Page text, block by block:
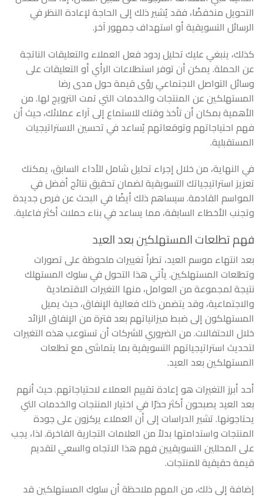
التحويل منخفضًا، فقد يُشير ذلك إلى الحاجة لإعادة النظر في
الرسائل التسويقية أو استهداف جمهور آخر.
كذلك، ينبغي عليك تحليل ردود فعل العملاء والتعليقات الناتجة
عن الحملة. يمكن أن توفر استطلاعات الرأي أو التعليقات على
وسائل التواصل الاجتماعي رؤى قيمة حول مدى رضا
المستهلكين عن المنتجات والخدمات التي تمت الترويج لها. من
الأهمية بمكان أن تأخذ وقتك للاستماع إلى آراء عملائك، حيث أن
فهم احتياجاتهم وتوقعاتهم يُساعد في تحسين الاستراتيجيات
المستقبلية.
في النهاية، من خلال إجراء تحليل شامل للأداء السابق، يمكنك
تعزيز استراتيجياتك التسويقية لضمان تحقيق نتائج أفضل في
المواسم القادمة. سيساهم ذلك أيضًا في البحث عن فرص جديدة
وتجنب الأخطاء السابقة، مما يساعد في بناء حملات أكثر فاعلية.
فهم تطلعات المستهلكين بعد العيد
بعد انتهاء موسم العيد، تطرأ تغييرات ملحوظة على تصورات
وتطلعات المستهلكين. يأتي هذا التحول في سلوك المستهلك
نتيجة لمجموعة من العوامل، منها التغيرات الاقتصادية
والاجتماعية، وقد يتضمن ذلك فعالية الإنفاق، حيث يميل
المستهلكون إلى ضبط ميزانياتهم بعد فترة من الإنفاق الزائد
خلال الاحتفالات. من الضروري للشركات أن تستوعب هذه التغيرات
لتحديث استراتيجياتهم التسويقية بما يتماشى مع تطلعات
المستهلكين بعد العيد.
أحد أبرز التغيرات هو إعادة تقييم العملاء لاحتياجاتهم. حيث أنهم
بعد العيد يصبحون أكثر حذرًا في اختيار المنتجات والخدمات التي
يحتاجونها. تشير الدراسات إلى أن العملاء يركزون على جودة
المنتجات واستدامتها بدلاً من العلامات التجارية الفاخرة. لذا، يجب
على المحللين التسويقيين فهم هذا الاتجاه والسعي لتقديم
قيمة حقيقية للمنتجات.
إضافة إلى ذلك، من المهم ملاحظة أن سلوك المستهلكين قد